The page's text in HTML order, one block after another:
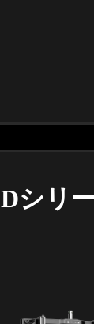
Dシリ